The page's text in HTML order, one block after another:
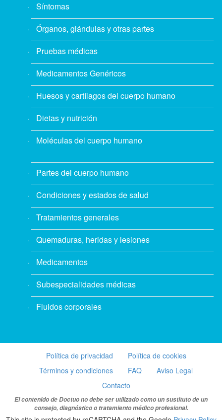
Síntomas
Órganos, glándulas y otras partes
Pruebas médicas
Medicamentos Genéricos
Huesos y cartílagos del cuerpo humano
Dietas y nutrición
Moléculas del cuerpo humano
Partes del cuerpo humano
Condiciones y estados de salud
Tratamientos generales
Quemaduras, heridas y lesiones
Medicamentos
Subespecialidades médicas
Fluidos corporales
Política de privacidad
Política de cookies
Términos y condiciones
FAQ
Aviso Legal
Contacto
El contenido de Doctuo no debe ser utilizado como un sustituto de un
consejo, diagnóstico o tratamiento médico profesional.